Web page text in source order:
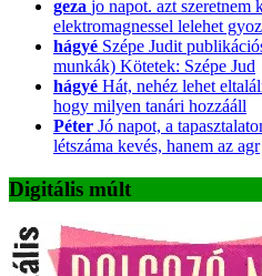
geza jo napot. azt szeretnem
elektromagnessel lelehet
hágyé Szépe Judit
munkák) Kötetek: Szépe Jud
hágyé Hát, nehéz lehet
hogy milyen tanári hozzááll
Péter Jó napot, a
létszáma kevés, hanem az agr
Digitális múlt